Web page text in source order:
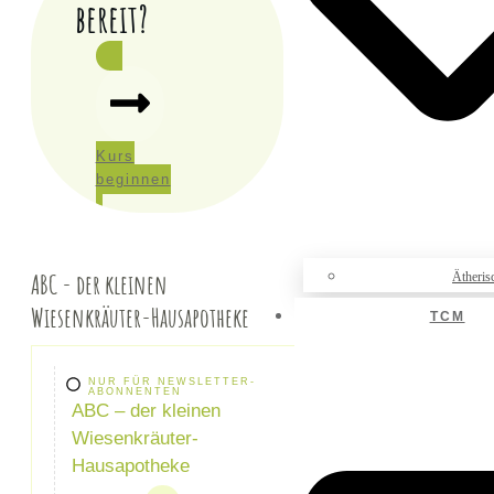
TCM
bereit?
Kurs
beginnen
ABC - der kleinen
Wiesenkräuter-Hausapotheke
NUR FÜR NEWSLETTER-
ABONNENTEN
ABC – der kleinen
Wiesenkräuter-
Hausapotheke